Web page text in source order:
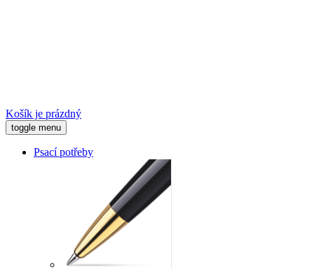
Košík je prázdný
toggle menu
Psací potřeby